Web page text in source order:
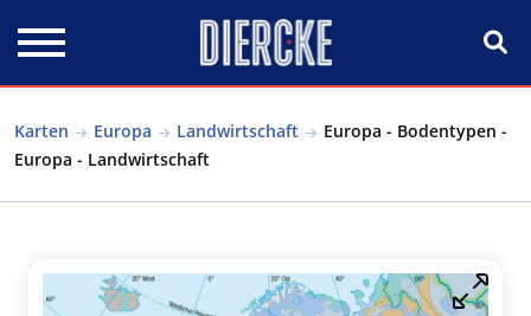
Karten Europa Landwirtschaft
Europa - Bodentypen -
Europa - Landwirtschaft